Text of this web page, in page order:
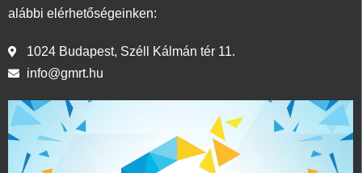
alábbi elérhetőségeinken:
1024 Budapest, Széll Kálmán tér 11.
info@gmrt.hu